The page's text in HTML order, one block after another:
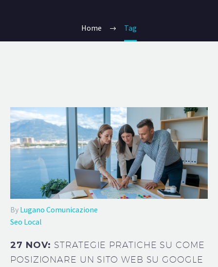
Home Tag
By Lugano Comunicazione
Seo Local
27 NOV: STRATEGIE PRATICHE SU COME
POSIZIONARE UN SITO WEB SU GOOGLE